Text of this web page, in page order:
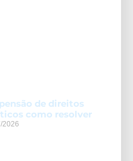
de direitos
como resolver
2026